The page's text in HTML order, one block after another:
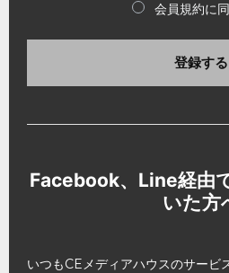
会員規約に
登録する
Facebook、Line経由
いた方
いつもCEメディアハウスのサービ